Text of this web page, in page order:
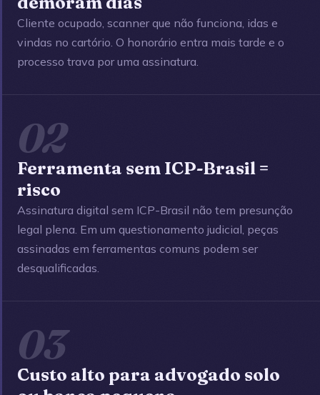
Cliente ocupado, scanner que não funciona, idas e
vindas no cartório. O honorário entra mais tarde e o
processo trava por uma assinatura.
02
Ferramenta sem ICP-Brasil =
risco
Assinatura digital sem ICP-Brasil não tem presunção
legal plena. Em um questionamento judicial, peças
assinadas em ferramentas comuns podem ser
desqualificadas.
03
Custo alto para advogado solo